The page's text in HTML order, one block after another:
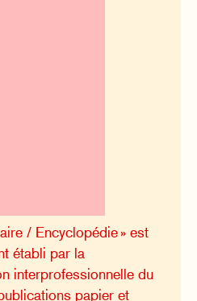
/ Encyclopédie » est
établi par la
interprofessionnelle du
papier et